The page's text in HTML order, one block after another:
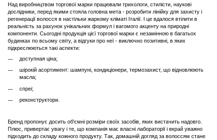
Над виробництвом торгової марки працювали трихологи, стилісти, наукові
дослідники, перед якими стояла головна мета - розробити лінійку для захисту і
регенерації волосся в настільки жаркому кліматі Італії. І це вдалося втілити в
реальність за рахунок унікальних формул і вагомого акценту на природні
компоненти. Сьогодні продукція цієї торгової марки є незамінною в багатьох
будинках по всьому світу, а відгуки про неї - виключно позитивні, в яких
підкреслюються такі аспекти:
доступная ціна;
шірокій асортимент: шампуні, кондиціонери, термозахист, що відновлюють
масла;
спреі;
реконструктори.
Бренд пропонує досить об'ємні розміри своїх засобів , яких вистачить надовго.
Плюс, привертає увагу і те, що компанія має власні лабораторії і вкрай уважно
підходить до складу кожного продукту. Так, домашній догляд за волоссям стане